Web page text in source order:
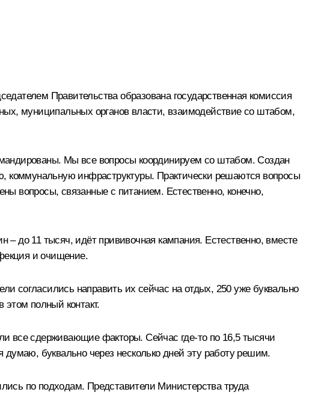
Правительства образована государственная комиссия
муниципальных органов власти, взаимодействие со штабом,
Мы все вопросы координируем со штабом. Создан
коммунальную инфраструктуры. Практически решаются вопросы
вопросы, связанные с питанием. Естественно, конечно,
‒ до 11 тысяч, идёт прививочная кампания. Естественно, вместе
и очищение.
согласились направить их сейчас на отдых, 250 уже буквально
полный контакт.
все сдерживающие факторы. Сейчас где‑то по 16,5 тысячи
буквально через несколько дней эту работу решим.
по подходам. Представители Министерства труда